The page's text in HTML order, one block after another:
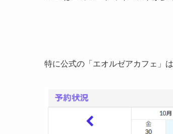
特に公式の「エオルゼアカフェ」